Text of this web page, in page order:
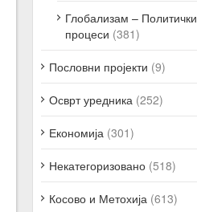
Глобализам – Политички
процеси (381)
Пословни пројекти (9)
Осврт уредника (252)
Економија (301)
Некатегоризовано (518)
Косово и Метохија (613)